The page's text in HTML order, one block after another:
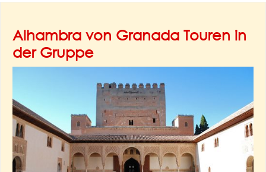
Alhambra von Granada Touren in
der Gruppe